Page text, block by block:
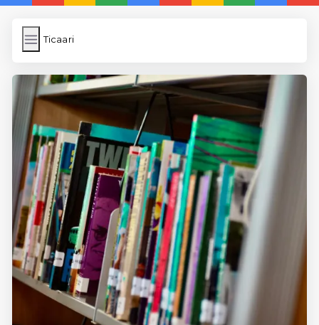
Ticaari
Ticaari
Subir Imagen
Wordpress Cache
Anasayfa
5 Günde İngilizce
İngilizce
Dil Eğitimi
En Hızlı İngilizce
En Kolay İngilizce